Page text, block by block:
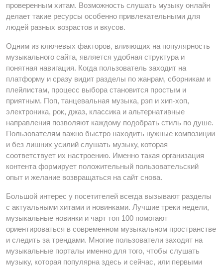
проверенным хитам. Возможность слушать музыку онлайн
делает такие ресурсы особенно привлекательными для
людей разных возрастов и вкусов.
Одним из ключевых факторов, влияющих на популярность
музыкального сайта, является удобная структура и
понятная навигация. Когда пользователь заходит на
платформу и сразу видит разделы по жанрам, сборникам и
плейлистам, процесс выбора становится простым и
приятным. Поп, танцевальная музыка, рэп и хип-хоп,
электроника, рок, джаз, классика и альтернативные
направления позволяют каждому подобрать стиль по душе.
Пользователям важно быстро находить нужные композиции
и без лишних усилий слушать музыку, которая
соответствует их настроению. Именно такая организация
контента формирует положительный пользовательский
опыт и желание возвращаться на сайт снова.
Большой интерес у посетителей всегда вызывают разделы
с актуальными хитами и новинками. Лучшие треки недели,
музыкальные новинки и чарт топ 100 помогают
ориентироваться в современном музыкальном пространстве
и следить за трендами. Многие пользователи заходят на
музыкальные порталы именно для того, чтобы слушать
музыку, которая популярна здесь и сейчас, или первыми